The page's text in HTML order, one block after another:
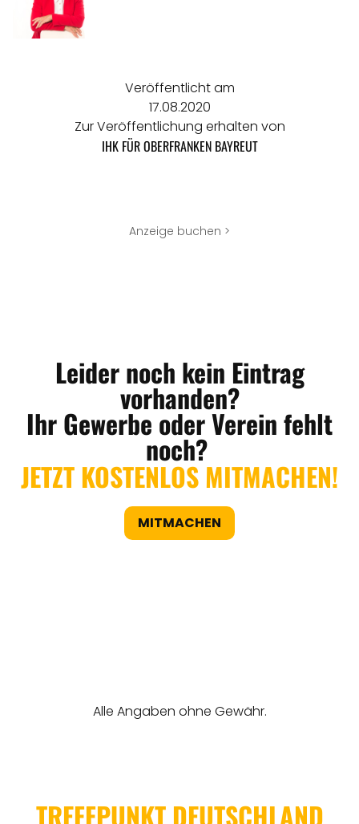
Veröffentlicht am
17.08.2020
Zur Veröffentlichung erhalten von
IHK FÜR OBERFRANKEN BAYREUT
Anzeige buchen >
Leider noch kein Eintrag
vorhanden?
Ihr Gewerbe oder Verein fehlt
noch?
JETZT KOSTENLOS MITMACHEN!
MITMACHEN